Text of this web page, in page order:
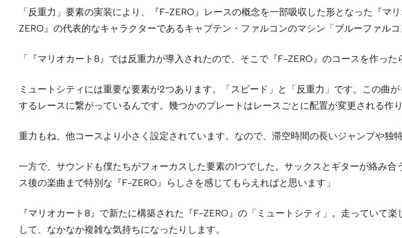
「反重力」要素の実装により、『F-ZERO』レースの概念を一部吸収した形となった『マ
ZERO』の代表的なキャラクターであるキャプテン・ファルコンのマシン「ブルーファル
「『マリオカート8』では反重力が導入されたので、そこで『F-ZERO』のコースを作った
ミュートシティには重要な要素が2つあります。「スピード」と「反重力」です。この曲
するレースに繋がっているんです。幾つかのプレートはレースごとに配置が変更される作
重力もね、他コースより小さく設定されています。なので、滞空時間の長いジャンプや独
一方で、サウンドも僕たちがフォーカスした要素の1つでした。サックスとギターが絡み
ス後の楽曲まで特別な『F-ZERO』らしさを感じてもらえればと思います」
『マリオカート8』で新たに構築された『F-ZERO』の「ミュートシティ」。走っていて
して、なかなか複雑な気持ちになったりします。